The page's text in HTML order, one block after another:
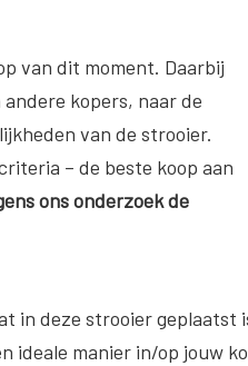
van dit moment. Daarbij
kopers, naar de
van de strooier.
– de beste koop aan
ons onderzoek de
in deze strooier geplaatst
ideale manier in/op jouw